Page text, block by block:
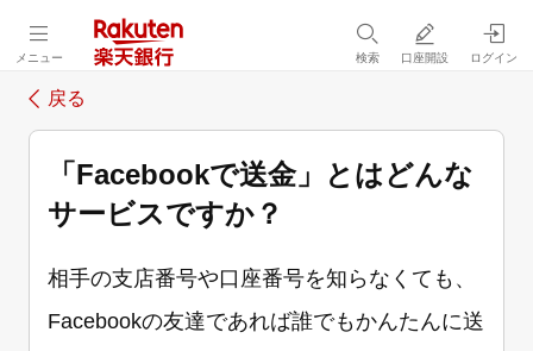
メニュー 検索 口座開設 ログイン
戻る
「Facebookで送金」とはどんな
サービスですか？
相手の支店番号や口座番号を知らなくても、
Facebookの友達であれば誰でもかんたんに送